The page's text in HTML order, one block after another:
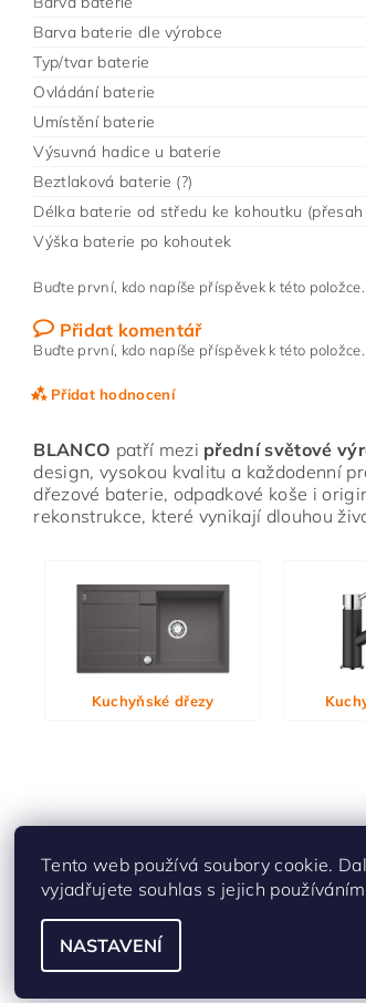
Barva baterie dle výrobce
Typ/tvar baterie
Ovládání baterie
Umístění baterie
Výsuvná hadice u baterie
Beztlaková baterie (?)
Délka baterie od středu ke kohoutku (přesah
Výška baterie po kohoutek
Buďte první, kdo napíše příspěvek k této položce.
Přidat komentář
Buďte první, kdo napíše příspěvek k této položce.
Přidat hodnocení
Vložením hodnocení souhlasíte s
BLANCO patří mezi přední světové
design, vysokou kvalitu a každodenní
dřezové baterie, odpadkové koše i
rekonstrukce, které vynikají dlouhou
Kuchyňské dřezy
Tento web používá soubory cookie.
vyjadřujete souhlas s jejich
NASTAVENÍ